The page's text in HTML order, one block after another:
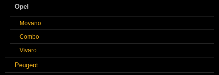
Opel
Movano
Combo
Vivaro
Peugeot